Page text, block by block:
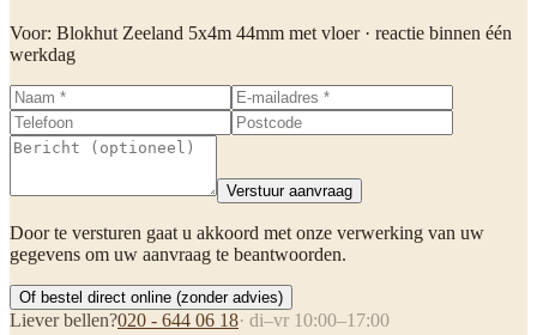
Voor: Blokhut Zeeland 5x4m 44mm met vloer· reactie binnen één
werkdag
Verstuur aanvraag
Door te versturen gaat u akkoord met onze verwerking van uw
gegevens om uw aanvraag te beantwoorden.
Of bestel direct online (zonder advies)
Liever bellen?020 - 644 06 18· di–vr 10:00–17:00